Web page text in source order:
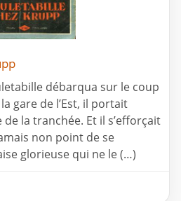
débarqua sur le coup
gare de l’Est, il portait
la tranchée. Et il s’efforçait
non point de se
glorieuse qui ne le (…)